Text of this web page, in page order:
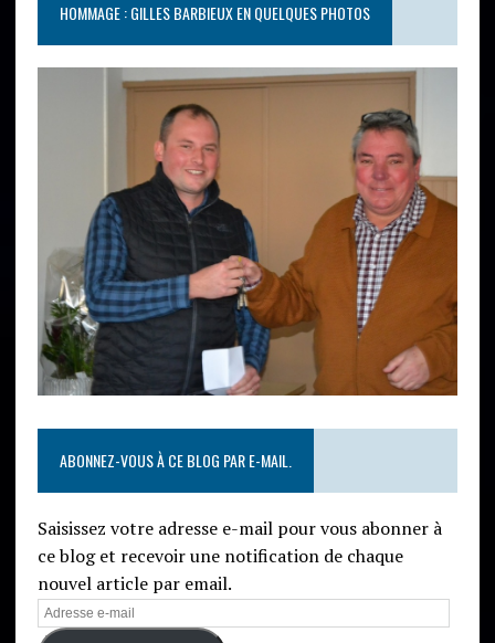
HOMMAGE : GILLES BARBIEUX EN QUELQUES PHOTOS
ABONNEZ-VOUS À CE BLOG PAR E-MAIL.
Saisissez votre adresse e-mail pour vous abonner à
ce blog et recevoir une notification de chaque
nouvel article par email.